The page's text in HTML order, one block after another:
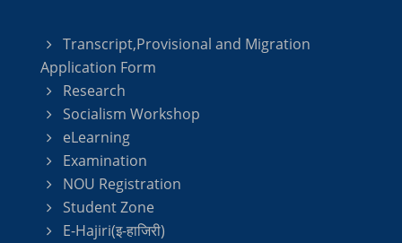
Transcript,Provisional and Migration
Application Form
Research
Socialism Workshop
eLearning
Examination
NOU Registration
Student Zone
E-Hajiri(इ-हाजिरी)